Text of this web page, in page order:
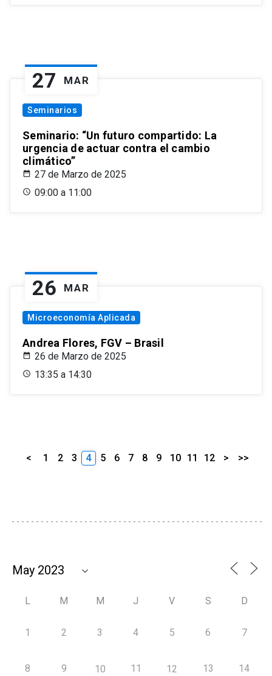
27 MAR
Seminarios
Seminario: “Un futuro compartido: La
urgencia de actuar contra el cambio
climático”
27 de Marzo de 2025
09:00 a 11:00
26 MAR
Microeconomía Aplicada
Andrea Flores, FGV – Brasil
26 de Marzo de 2025
13:35 a 14:30
< 1 2 3 4 5 6 7 8 9 10 11 12 > >>
L M M J V S D
1 2 3 4 5 6 7
8 9 10 11 12 13 14